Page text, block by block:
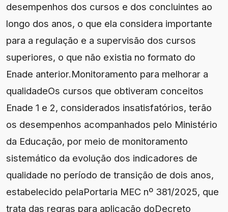
desempenhos dos cursos e dos concluintes ao
longo dos anos, o que ela considera importante
para a regulação e a supervisão dos cursos
superiores, o que não existia no formato do
Enade anterior.Monitoramento para melhorar a
qualidadeOs cursos que obtiveram conceitos
Enade 1 e 2, considerados insatisfatórios, terão
os desempenhos acompanhados pelo Ministério
da Educação, por meio de monitoramento
sistemático da evolução dos indicadores de
qualidade no período de transição de dois anos,
estabelecido pelaPortaria MEC nº 381/2025, que
trata das regras para aplicação doDecreto